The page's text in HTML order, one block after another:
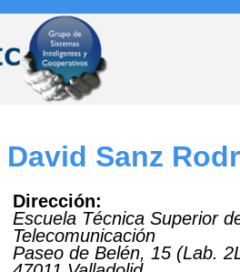
David Sanz
Dirección:
Escuela Técnica Superior
Telecomunicación
Paseo de Belén, 15 (Lab.